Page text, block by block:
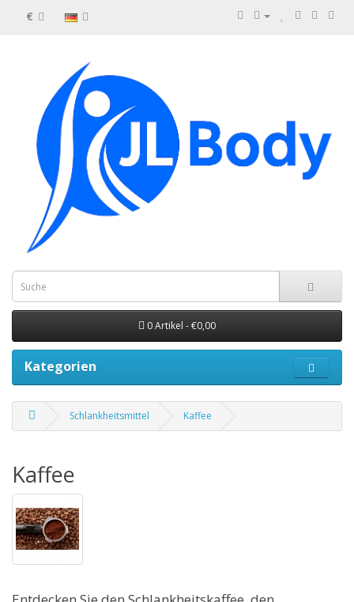
€
0 Artikel - €0,00
Kategorien
Schlankheitsmittel Kaffee
Kaffee